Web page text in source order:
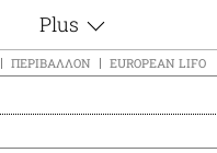
Plus
Θέματα
Videos
Αφιερώματα
ΠΕΡΙΒΆΛΛΟΝ EUROPEAN LIFO